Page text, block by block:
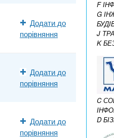
Додати до
порівняння
Додати до
порівняння
Додати до
порівняння
F
G
J
K
C
D